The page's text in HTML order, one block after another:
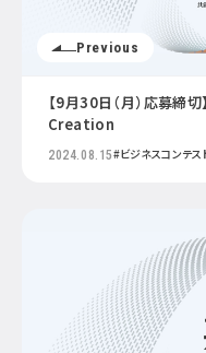
Previous
【9月30日（月）応募締
Creation
2024.08.15#ビジネスコンテス